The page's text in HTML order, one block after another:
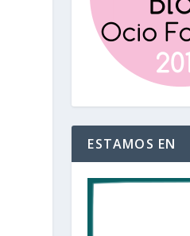
ESTAMOS EN